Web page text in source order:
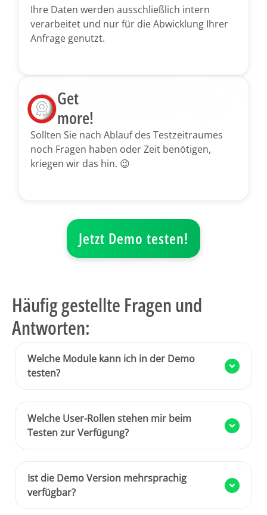
Ihre Daten werden ausschließlich intern
verarbeitet und nur für die Abwicklung Ihrer
Anfrage genutzt.
Get
more!
Sollten Sie nach Ablauf des Testzeitraumes
noch Fragen haben oder Zeit benötigen,
kriegen wir das hin. 😉
Jetzt Demo testen!
Häufig gestellte Fragen und
Antworten:
Welche Module kann ich in der Demo
testen?
Welche User-Rollen stehen mir beim
Testen zur Verfügung?
Ist die Demo Version mehrsprachig
verfügbar?